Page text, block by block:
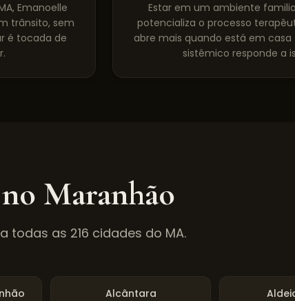
Emanoelle
trânsito, sem
é tocada de
Estar em um ambiente
potencializa o processo
abre mais quando está em
sistêmico responde a
Maranhão
todas as 216 cidades do MA.
Alcântara